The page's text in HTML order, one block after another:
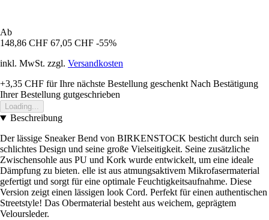
Ab
148,86 CHF 67,05 CHF -55%
inkl. MwSt. zzgl. Versandkosten
+3,35 CHF für Ihre nächste Bestellung geschenkt Nach Bestätigung
Ihrer Bestellung gutgeschrieben
Loading...
Beschreibung
Der lässige Sneaker Bend von BIRKENSTOCK besticht durch sein
schlichtes Design und seine große Vielseitigkeit. Seine zusätzliche
Zwischensohle aus PU und Kork wurde entwickelt, um eine ideale
Dämpfung zu bieten. elle ist aus atmungsaktivem Mikrofasermaterial
gefertigt und sorgt für eine optimale Feuchtigkeitsaufnahme. Diese
Version zeigt einen lässigen look Cord. Perfekt für einen authentischen
Streetstyle! Das Obermaterial besteht aus weichem, geprägtem
Veloursleder.